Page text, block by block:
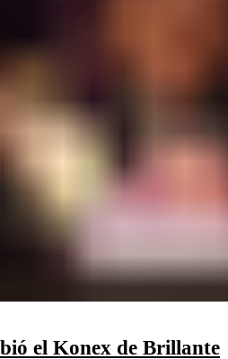
el Konex de Brillante